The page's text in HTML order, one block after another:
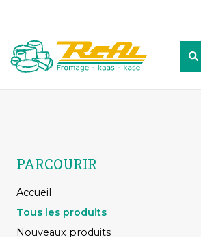
PARCOURIR
Accueil
Tous les produits
Nouveaux produits